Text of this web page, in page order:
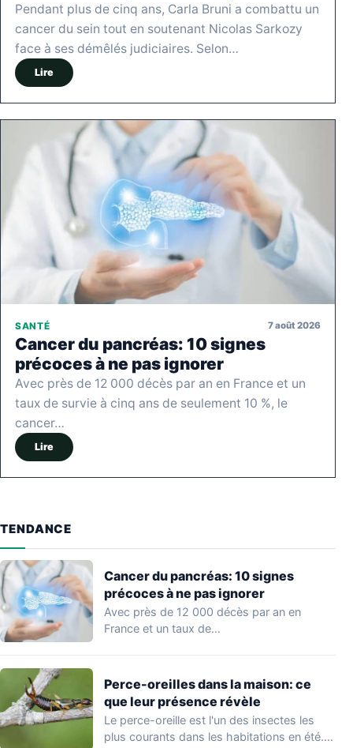
Pendant plus de cinq ans, Carla Bruni a combattu un
cancer du sein tout en soutenant Nicolas Sarkozy
face à ses démêlés judiciaires. Selon…
Lire
SANTÉ 7 août 2026
Cancer du pancréas: 10 signes
précoces à ne pas ignorer
Avec près de 12 000 décès par an en France et un
taux de survie à cinq ans de seulement 10 %, le
cancer…
Lire
TENDANCE
Cancer du pancréas: 10 signes
précoces à ne pas ignorer
Avec près de 12 000 décès par an en
France et un taux de…
Perce-oreilles dans la maison: ce
que leur présence révèle
Le perce-oreille est l'un des insectes les
plus courants dans les habitations en été.…